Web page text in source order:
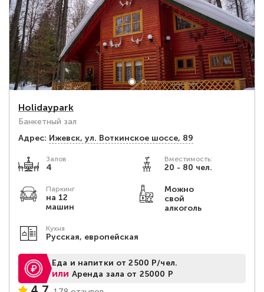
Holidaypark
Банкетный зал
Адрес: Ижевск, ​ул. Воткинское шоссе, 89
Залов
4
Вместимость:
20 - 80 чел.
Паркинг
на 12
машин
Можно
свой
алкоголь
Кухня
Русская, европейская
Еда и напитки от 2500 Р/чел.
или Аренда зала от 25000 Р